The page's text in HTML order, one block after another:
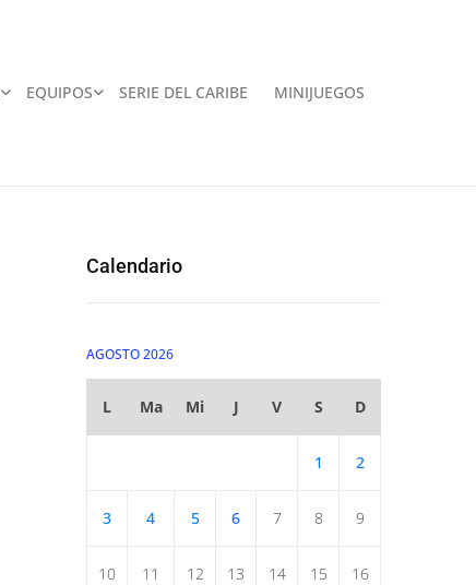
EQUIPOS SERIE DEL CARIBE MINIJUEGOS
Calendario
AGOSTO 2026
L Ma Mi J V S D
1 2
3 4 5 6 7 8 9
10 11 12 13 14 15 16